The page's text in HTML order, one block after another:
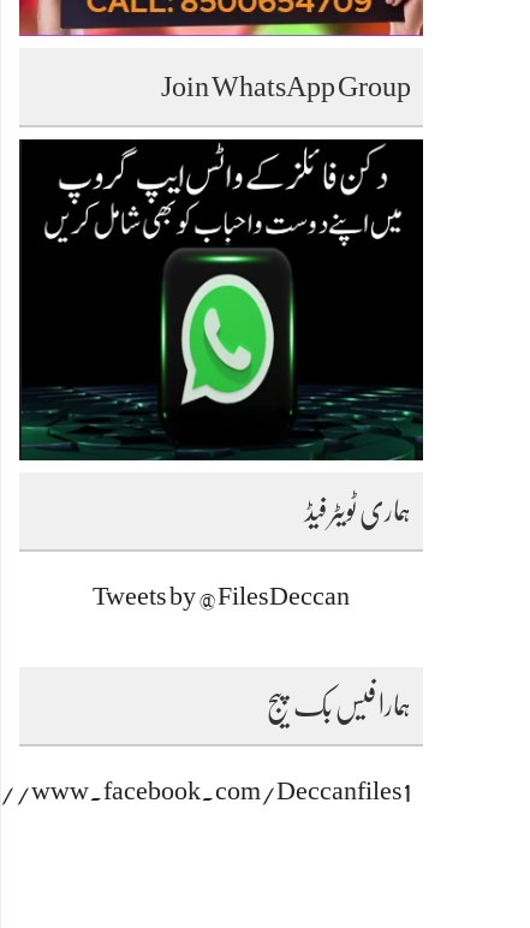
Join WhatsApp Group
ہماری ٹویٹر فیڈ
Tweets by @FilesDeccan
ہمارا فیس بک پیج
www.facebook.com/Deccanfiles1